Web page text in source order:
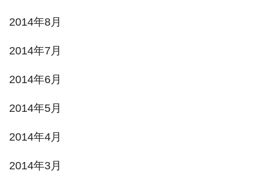
2014年8月
2014年7月
2014年6月
2014年5月
2014年4月
2014年3月